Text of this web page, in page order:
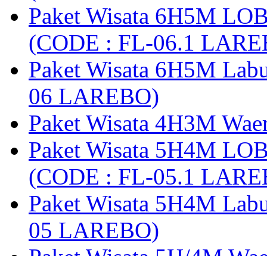
Paket Wisata 6H5M
(CODE : FL-06.1
Paket Wisata 6H5M
06 LAREBO)
Paket Wisata 4H3M
Paket Wisata 5H4M
(CODE : FL-05.1
Paket Wisata 5H4M
05 LAREBO)